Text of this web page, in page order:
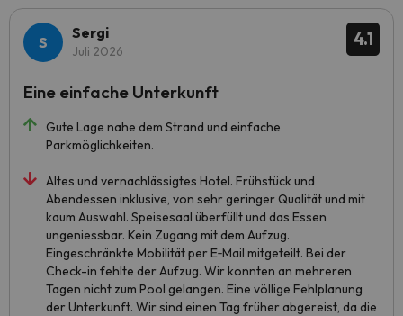
4.1
Sergi
Juli 2026
Gute Lage nahe dem Strand und einfache
Parkmöglichkeiten.
Altes und vernachlässigtes Hotel. Frühstück und
Abendessen inklusive, von sehr geringer Qualität und mit
kaum Auswahl. Speisesaal überfüllt und das Essen
ungeniessbar. Kein Zugang mit dem Aufzug.
Eingeschränkte Mobilität per E‑Mail mitgeteilt. Bei der
Check-in fehlte der Aufzug. Wir konnten an mehreren
Tagen nicht zum Pool gelangen. Eine völlige Fehlplanung
der Unterkunft. Wir sind einen Tag früher abgereist, da die
Eine einfache Unterkunft